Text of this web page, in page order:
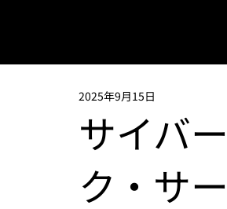
サイバ
ク・サ
2025年9月15日